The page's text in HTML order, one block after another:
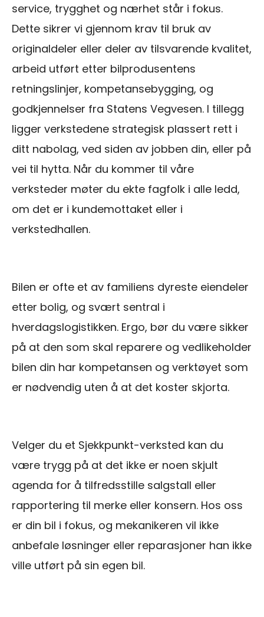
service, trygghet og nærhet står i fokus.
Dette sikrer vi gjennom krav til bruk av
originaldeler eller deler av tilsvarende kvalitet,
arbeid utført etter bilprodusentens
retningslinjer, kompetansebygging, og
godkjennelser fra Statens Vegvesen. I tillegg
ligger verkstedene strategisk plassert rett i
ditt nabolag, ved siden av jobben din, eller på
vei til hytta. Når du kommer til våre
verksteder møter du ekte fagfolk i alle ledd,
om det er i kundemottaket eller i
verkstedhallen.
Bilen er ofte et av familiens dyreste eiendeler
etter bolig, og svært sentral i
hverdagslogistikken. Ergo, bør du være sikker
på at den som skal reparere og vedlikeholder
bilen din har kompetansen og verktøyet som
er nødvendig uten å at det koster skjorta.
Velger du et Sjekkpunkt-verksted kan du
være trygg på at det ikke er noen skjult
agenda for å tilfredsstille salgstall eller
rapportering til merke eller konsern. Hos oss
er din bil i fokus, og mekanikeren vil ikke
anbefale løsninger eller reparasjoner han ikke
ville utført på sin egen bil.